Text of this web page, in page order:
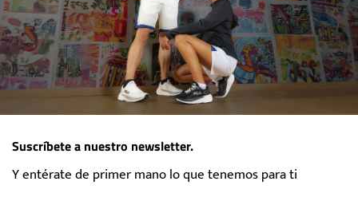
Suscríbete a nuestro newsletter.
Y entérate de primer mano lo que tenemos para ti